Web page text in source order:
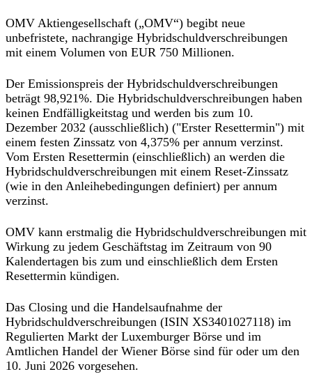
OMV Aktiengesellschaft („OMV“) begibt neue
unbefristete, nachrangige Hybridschuldverschreibungen
mit einem Volumen von EUR 750 Millionen.
Der Emissionspreis der Hybridschuldverschreibungen
beträgt 98,921%. Die Hybridschuldverschreibungen haben
keinen Endfälligkeitstag und werden bis zum 10.
Dezember 2032 (ausschließlich) ("Erster Resettermin") mit
einem festen Zinssatz von 4,375% per annum verzinst.
Vom Ersten Resettermin (einschließlich) an werden die
Hybridschuldverschreibungen mit einem Reset-Zinssatz
(wie in den Anleihebedingungen definiert) per annum
verzinst.
OMV kann erstmalig die Hybridschuldverschreibungen mit
Wirkung zu jedem Geschäftstag im Zeitraum von 90
Kalendertagen bis zum und einschließlich dem Ersten
Resettermin kündigen.
Das Closing und die Handelsaufnahme der
Hybridschuldverschreibungen (ISIN XS3401027118) im
Regulierten Markt der Luxemburger Börse und im
Amtlichen Handel der Wiener Börse sind für oder um den
10. Juni 2026 vorgesehen.